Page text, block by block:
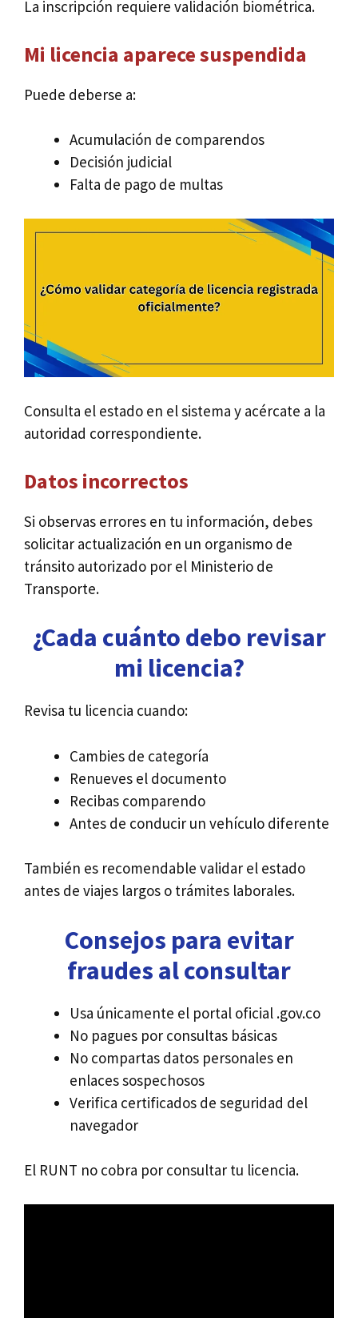
La inscripción requiere validación biométrica.
Mi licencia aparece suspendida
Puede deberse a:
Acumulación de comparendos
Decisión judicial
Falta de pago de multas
Consulta el estado en el sistema y acércate a la
autoridad correspondiente.
Datos incorrectos
Si observas errores en tu información, debes
solicitar actualización en un organismo de
tránsito autorizado por el Ministerio de
Transporte.
¿Cada cuánto debo revisar
mi licencia?
Revisa tu licencia cuando:
Cambies de categoría
Renueves el documento
Recibas comparendo
Antes de conducir un vehículo diferente
También es recomendable validar el estado
antes de viajes largos o trámites laborales.
Consejos para evitar
fraudes al consultar
Usa únicamente el portal oficial .gov.co
No pagues por consultas básicas
No compartas datos personales en
enlaces sospechosos
Verifica certificados de seguridad del
navegador
El RUNT no cobra por consultar tu licencia.